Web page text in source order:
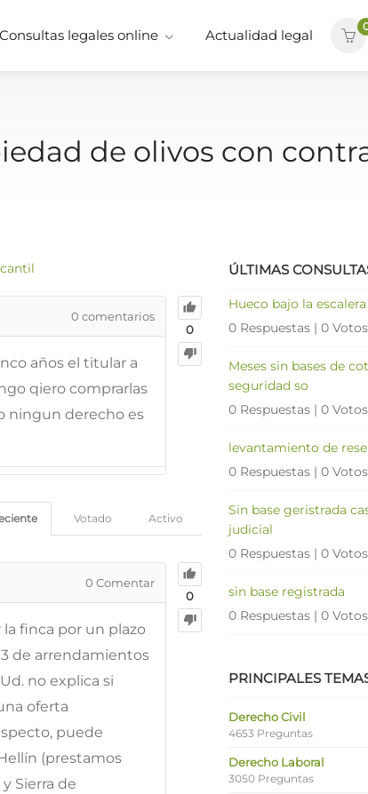
Consultas legales online Actualidad legal
de olivos con
0
0 comentarios
años el titular a
qiero comprarlas
ningun derecho es
Activo
Votado
0
0 Comentar
finca por un plazo
de arrendamientos
no explica si
oferta
puede
(prestamos
Sierra de
ÚLTIMAS
Hueco bajo la escalera
0 Respuestas | 0 Votos
Meses sin bases de
seguridad so
0 Respuestas | 0 Votos
levantamiento de
0 Respuestas | 0 Votos
Sin base geristrada
judicial
0 Respuestas | 0 Votos
sin base registrada
0 Respuestas | 0 Votos
PRINCIPALES
Derecho Civil
4653 Preguntas
Derecho Laboral
3050 Preguntas